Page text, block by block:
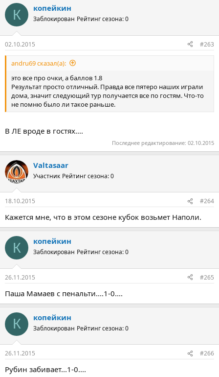
К копейкин
Заблокирован Рейтинг сезона: 0
02.10.2015 #263
andru69 сказал(а):
это все про очки, а баллов 1.8
Результат просто отличный. Правда все пятеро наших играли
дома, значит следующий тур получается все по гостям. Что-то
не помню было ли такое раньше.
В ЛЕ вроде в гостях....
Последнее редактирование: 02.10.2015
Valtasaar
Участник Рейтинг сезона: 0
18.10.2015 #264
Кажется мне, что в этом сезоне кубок возьмет Наполи.
К копейкин
Заблокирован Рейтинг сезона: 0
26.11.2015 #265
Паша Мамаев с пенальти....1-0....
К копейкин
Заблокирован Рейтинг сезона: 0
26.11.2015 #266
Рубин забивает...1-0....